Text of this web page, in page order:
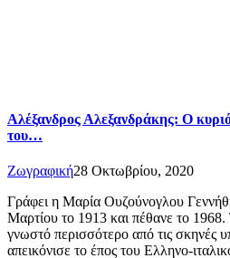
Αλέξανδρος Αλεξανδράκης: Ο
του…
Ζωγραφική28 Οκτωβρίου, 2020
Γράφει η Μαρία Ουζούνογλου
Μαρτίου το 1913 και πέθανε το 1968.
γνωστό περισσότερο από τις σκηνές
απεικόνισε το έπος του Ελληνο-